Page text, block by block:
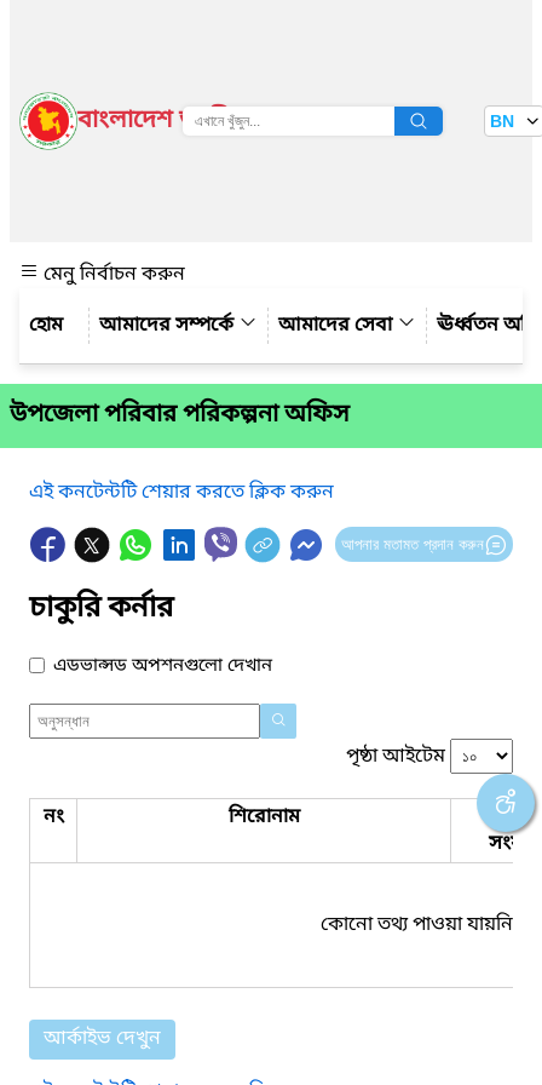
বাংলাদেশ জাতীয় তথ্য বাতায়ন BN
মেনু নির্বাচন করুন
আমাদের সম্পর্কে
আমাদের সেবা ঊর্ধ্বতন
উপজেলা পরিবার পরিকল্পনা অফিস
এই কনটেন্টটি শেয়ার করতে ক্লিক করুন
আপনার মতামত প্রদান করুন
চাকুরি কর্নার
এডভান্সড অপশনগুলো দেখান
পৃষ্ঠা আইটেম
নং শিরোনাম
কোনো তথ্য পাওয়া যায়নি।
আর্কাইভ দেখুন